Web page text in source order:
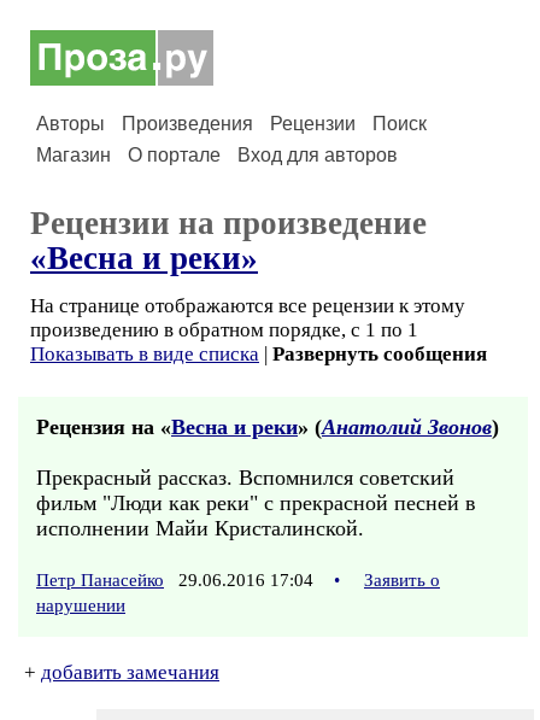
Авторы Произведения Рецензии
Поиск
Магазин
О портале Вход для авторов
Рецензии на произведение
«Весна и реки»
На странице отображаются все рецензии к этому
произведению в обратном порядке, с 1 по 1
Показывать в виде списка | Развернуть сообщения
Рецензия на «Весна и реки» (Анатолий Звонов)
Прекрасный рассказ. Вспомнился советский
фильм "Люди как реки" с прекрасной песней в
исполнении Майи Кристалинской.
Петр Панасейко 29.06.2016 17:04 •
Заявить о
нарушении
+ добавить замечания